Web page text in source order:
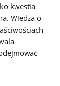
kwestia
Wiedza o